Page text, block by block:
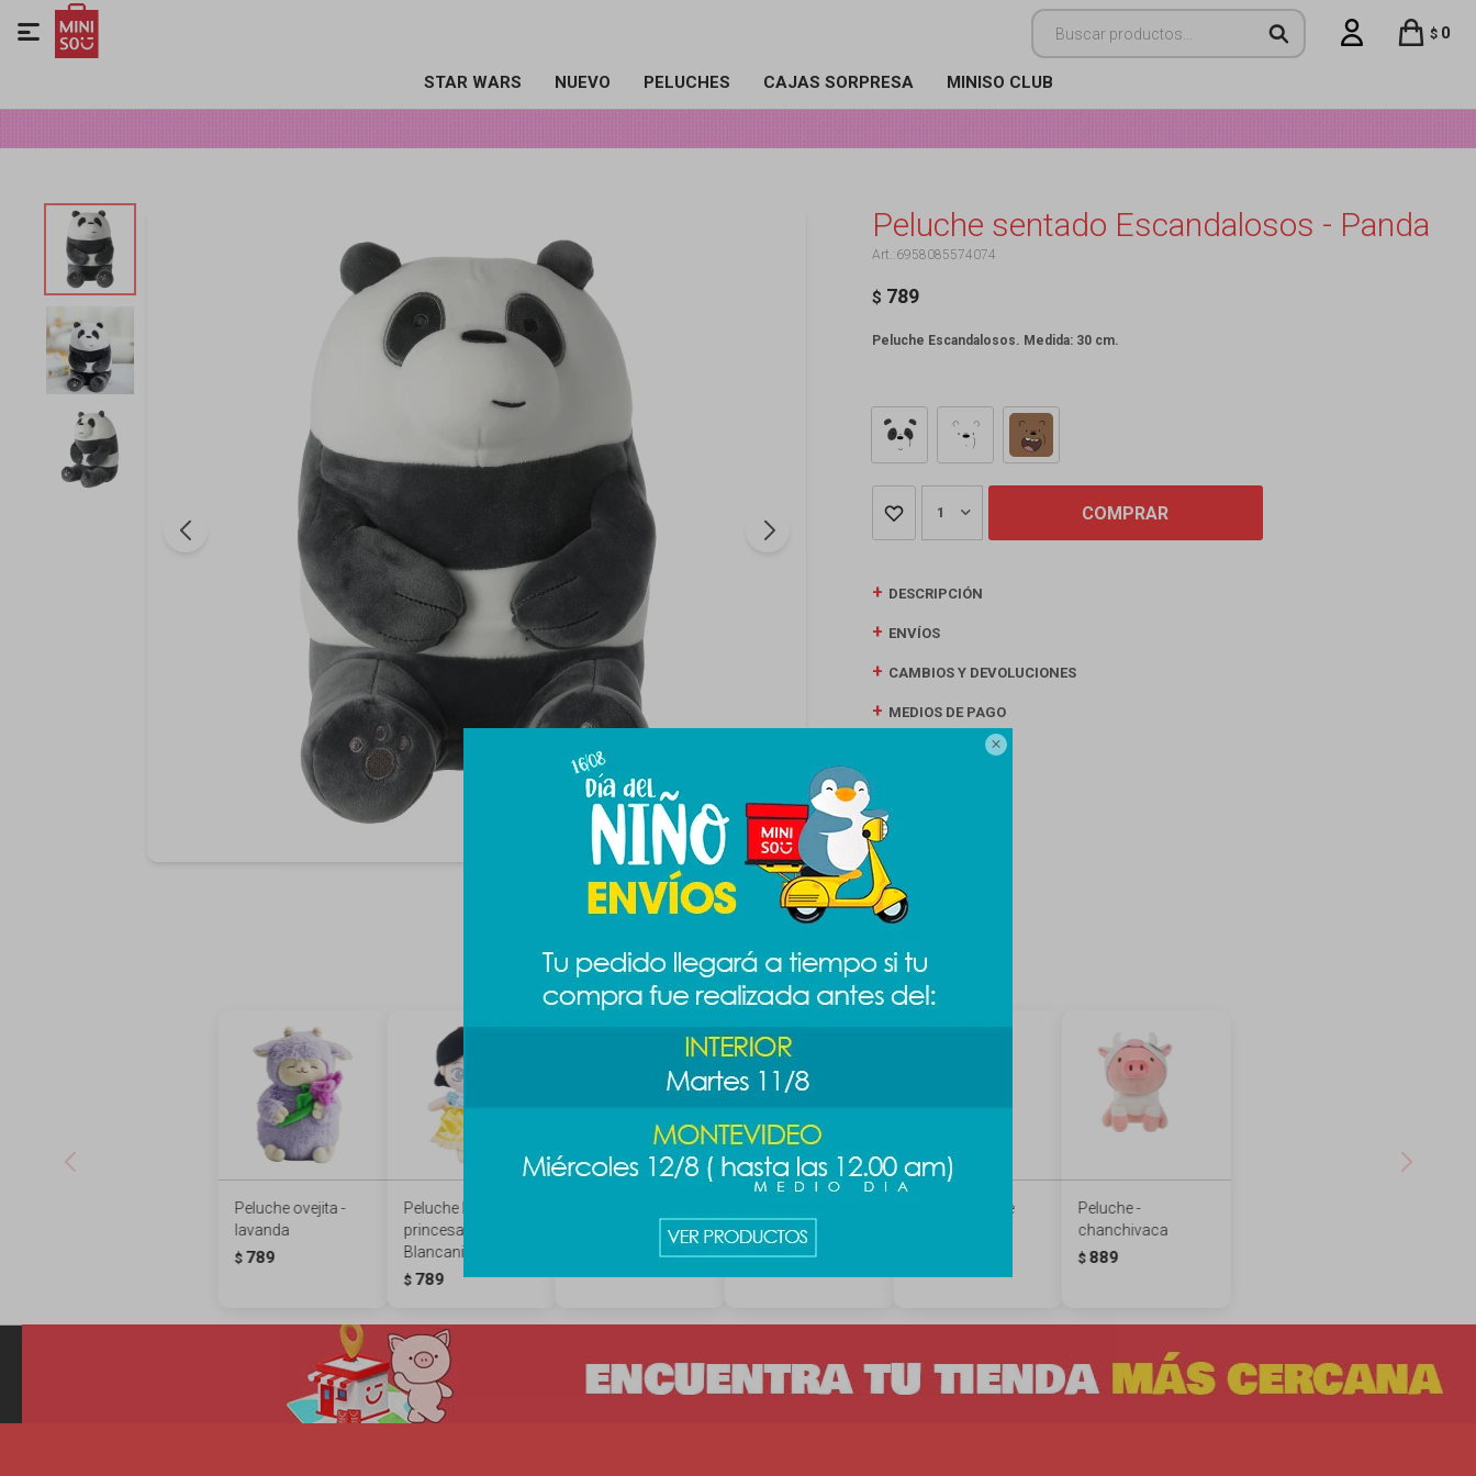

STAR WARS NUEVO PELUCHES CAJAS SORPRESA MINISO CLUB
$ 0

Peluche sentado Escandalosos - Panda
6958085574074
$ 789
Peluche Escandalosos. Medida: 30 cm.
1 COMPRAR
DESCRIPCIÓN
ENVÍOS
CAMBIOS Y DEVOLUCIONES
MEDIOS DE PAGO
Productos que te pueden interesar
Peluche ovejita -
lavanda
$ 789
Peluche Disney
princesas -
Blancanieves
$ 789
989
cm - Kuromi
$ 889
Peluche Winnie
Peluche -
chanchivaca
$ 889